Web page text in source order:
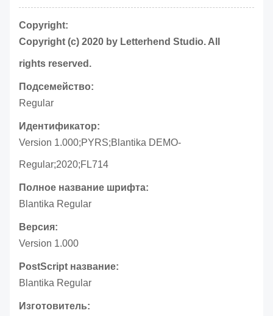
Copyright:
Copyright (c) 2020 by Letterhend Studio. All
rights reserved.
Подсемейство:
Regular
Идентификатор:
Version 1.000;PYRS;Blantika DEMO-
Regular;2020;FL714
Полное название шрифта:
Blantika Regular
Версия:
Version 1.000
PostScript название:
Blantika Regular
Изготовитель: